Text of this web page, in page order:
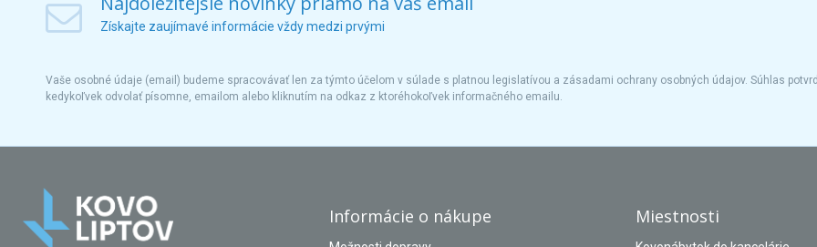
Získajte zaujímavé informácie vždy medzi prvými
Vaše osobné údaje (email) budeme spracovávať len za týmto účelom v súlade s platnou legislatívou a zásadami ochrany osobných údajov. Súhlas
kedykoľvek odvolať písomne, emailom alebo kliknutím na odkaz z ktoréhokoľvek informačného emailu.
Informácie o nákupe Miestnosti